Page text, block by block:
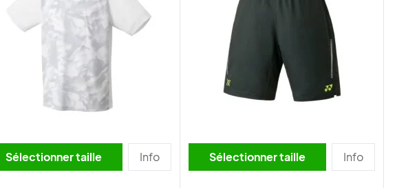
Sélectionner taille Info Sélectionner taille Info